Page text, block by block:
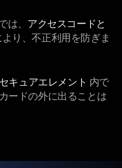
は、 アクセスコードと
より、不正利用を防ぎま
キュアエレメント 内で
ードの外に出ることは